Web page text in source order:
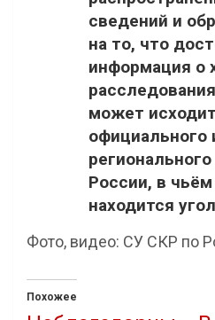
сведений и
на то, что
информация о
может
официального
России, в
находится
Фото, видео: СУ СКР по
Похожее